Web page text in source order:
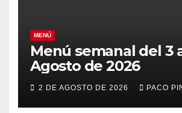
MENÚ
Menú semanal del 3
Agosto de 2026
2 DE AGOSTO DE 2026 PACO